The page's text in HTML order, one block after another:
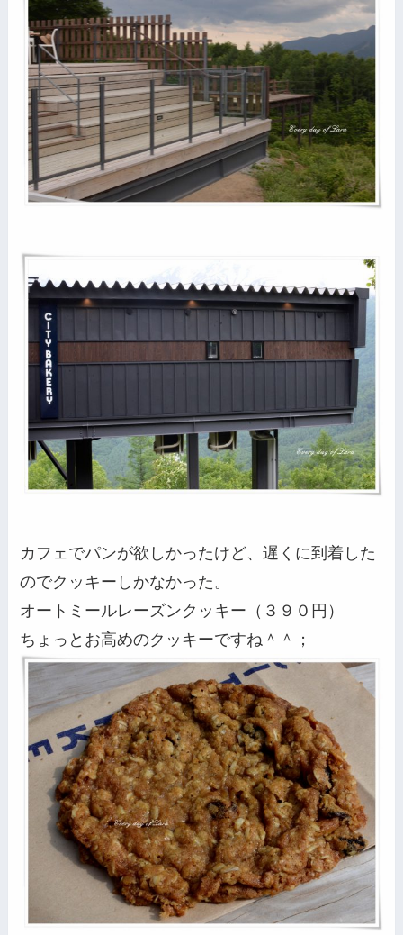
カフェでパンが欲しかったけど、遅くに到着した
のでクッキーしかなかった。
オートミールレーズンクッキー（３９０円）
ちょっとお高めのクッキーですね＾＾；